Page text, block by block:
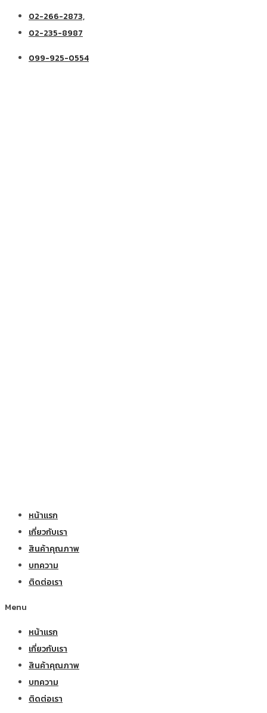
02-266-2873,
02-235-8987
099-925-0554
หน้าแรก
เกี่ยวกับเรา
สินค้าคุณภาพ
บทความ
ติดต่อเรา
Menu
หน้าแรก
เกี่ยวกับเรา
สินค้าคุณภาพ
บทความ
ติดต่อเรา